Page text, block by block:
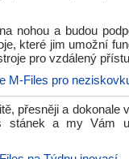
nohou a budou
které jim umožní
pro vzdálený
M-Files pro
přesněji a dokonale
a my Vám